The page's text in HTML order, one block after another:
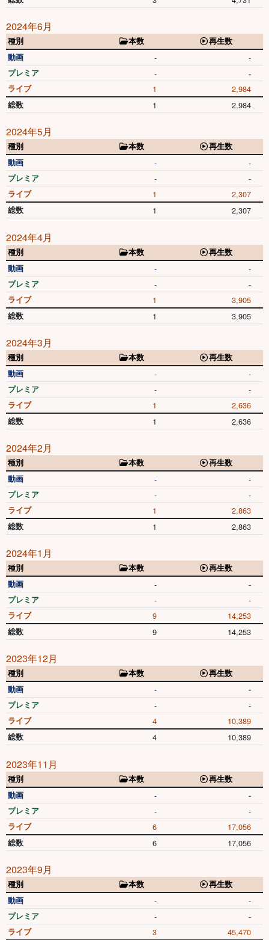
2024年6月
種別 本数
再生数
動画
- -
プレミア - -
ライブ 1 2,984
総数 1 2,984
2024年5月
種別 本数
再生数
動画
- -
プレミア - -
ライブ 1 2,307
総数 1 2,307
2024年4月
種別 本数
再生数
動画
- -
プレミア - -
ライブ 1 3,905
総数 1 3,905
2024年3月
種別 本数
再生数
動画
- -
プレミア - -
ライブ 1 2,636
総数 1 2,636
2024年2月
種別 本数
再生数
動画
- -
プレミア - -
ライブ 1 2,863
総数 1 2,863
2024年1月
種別 本数
再生数
動画
- -
プレミア - -
ライブ 9 14,253
総数 9 14,253
2023年12月
種別 本数
再生数
動画
- -
プレミア - -
ライブ 4 10,389
総数 4 10,389
2023年11月
種別 本数
再生数
動画
- -
プレミア - -
ライブ 6 17,056
総数 6 17,056
2023年9月
種別 本数
再生数
動画
- -
プレミア - -
ライブ 3 45,470